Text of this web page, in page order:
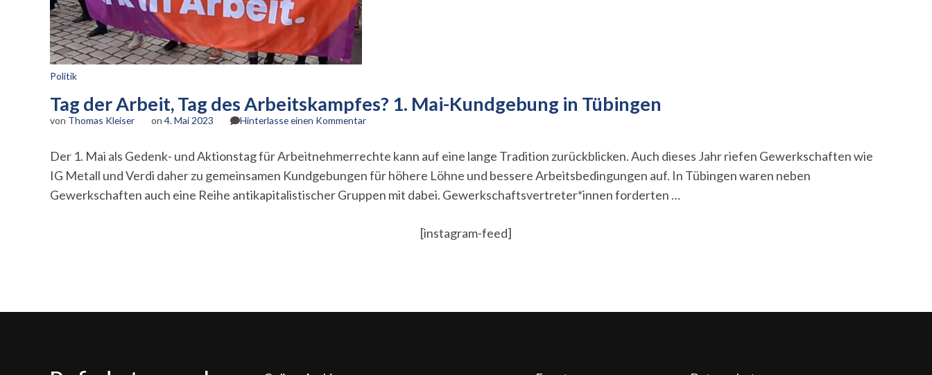
Politik
Tag der Arbeit, Tag des Arbeitskampfes? 1. Mai-Kundgebung in Tübingen
von Thomas Kleiser on 4. Mai 2023 Hinterlasse einen Kommentarzu
Arbeit,
Tag
Arbeitskampfes?
Der 1. Mai als Gedenk- und Aktionstag für Arbeitnehmerrechte kann auf eine lange Tradition zurückblicken. Auch dieses Jahr riefen Gewerkschaften wie
IG Metall und Verdi daher zu gemeinsamen Kundgebungen für höhere Löhne und bessere Arbeitsbedingungen auf. In Tübingen waren neben
Gewerkschaften auch eine Reihe antikapitalistischer Gruppen mit dabei. Gewerkschaftsvertreter*innen forderten …
[instagram-feed]